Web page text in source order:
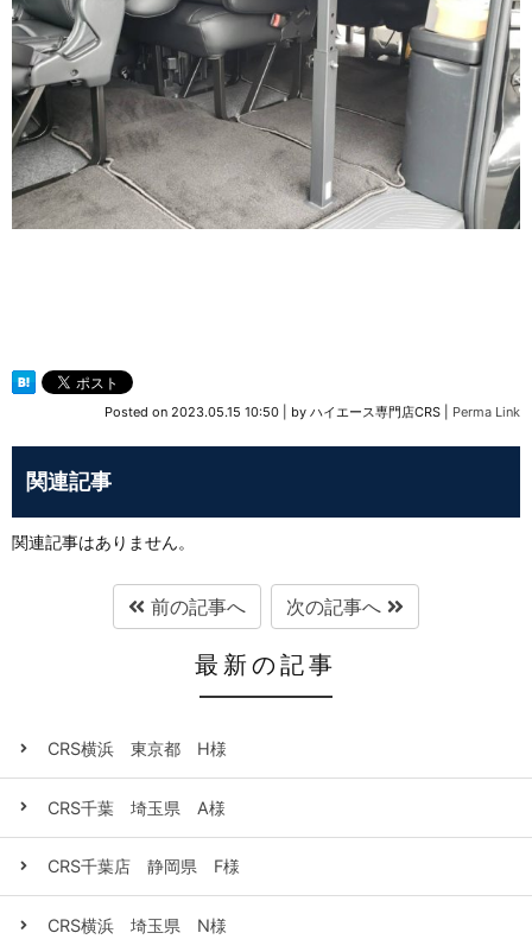
Posted on 2023.05.15 10:50 by ハイエース専門店CRS Perma Link
関連記事
関連記事はありません。
前の記事へ 次の記事へ
最新の記事
CRS横浜 東京都 H様
CRS千葉 埼玉県 A様
CRS千葉店 静岡県 F様
CRS横浜 埼玉県 N様